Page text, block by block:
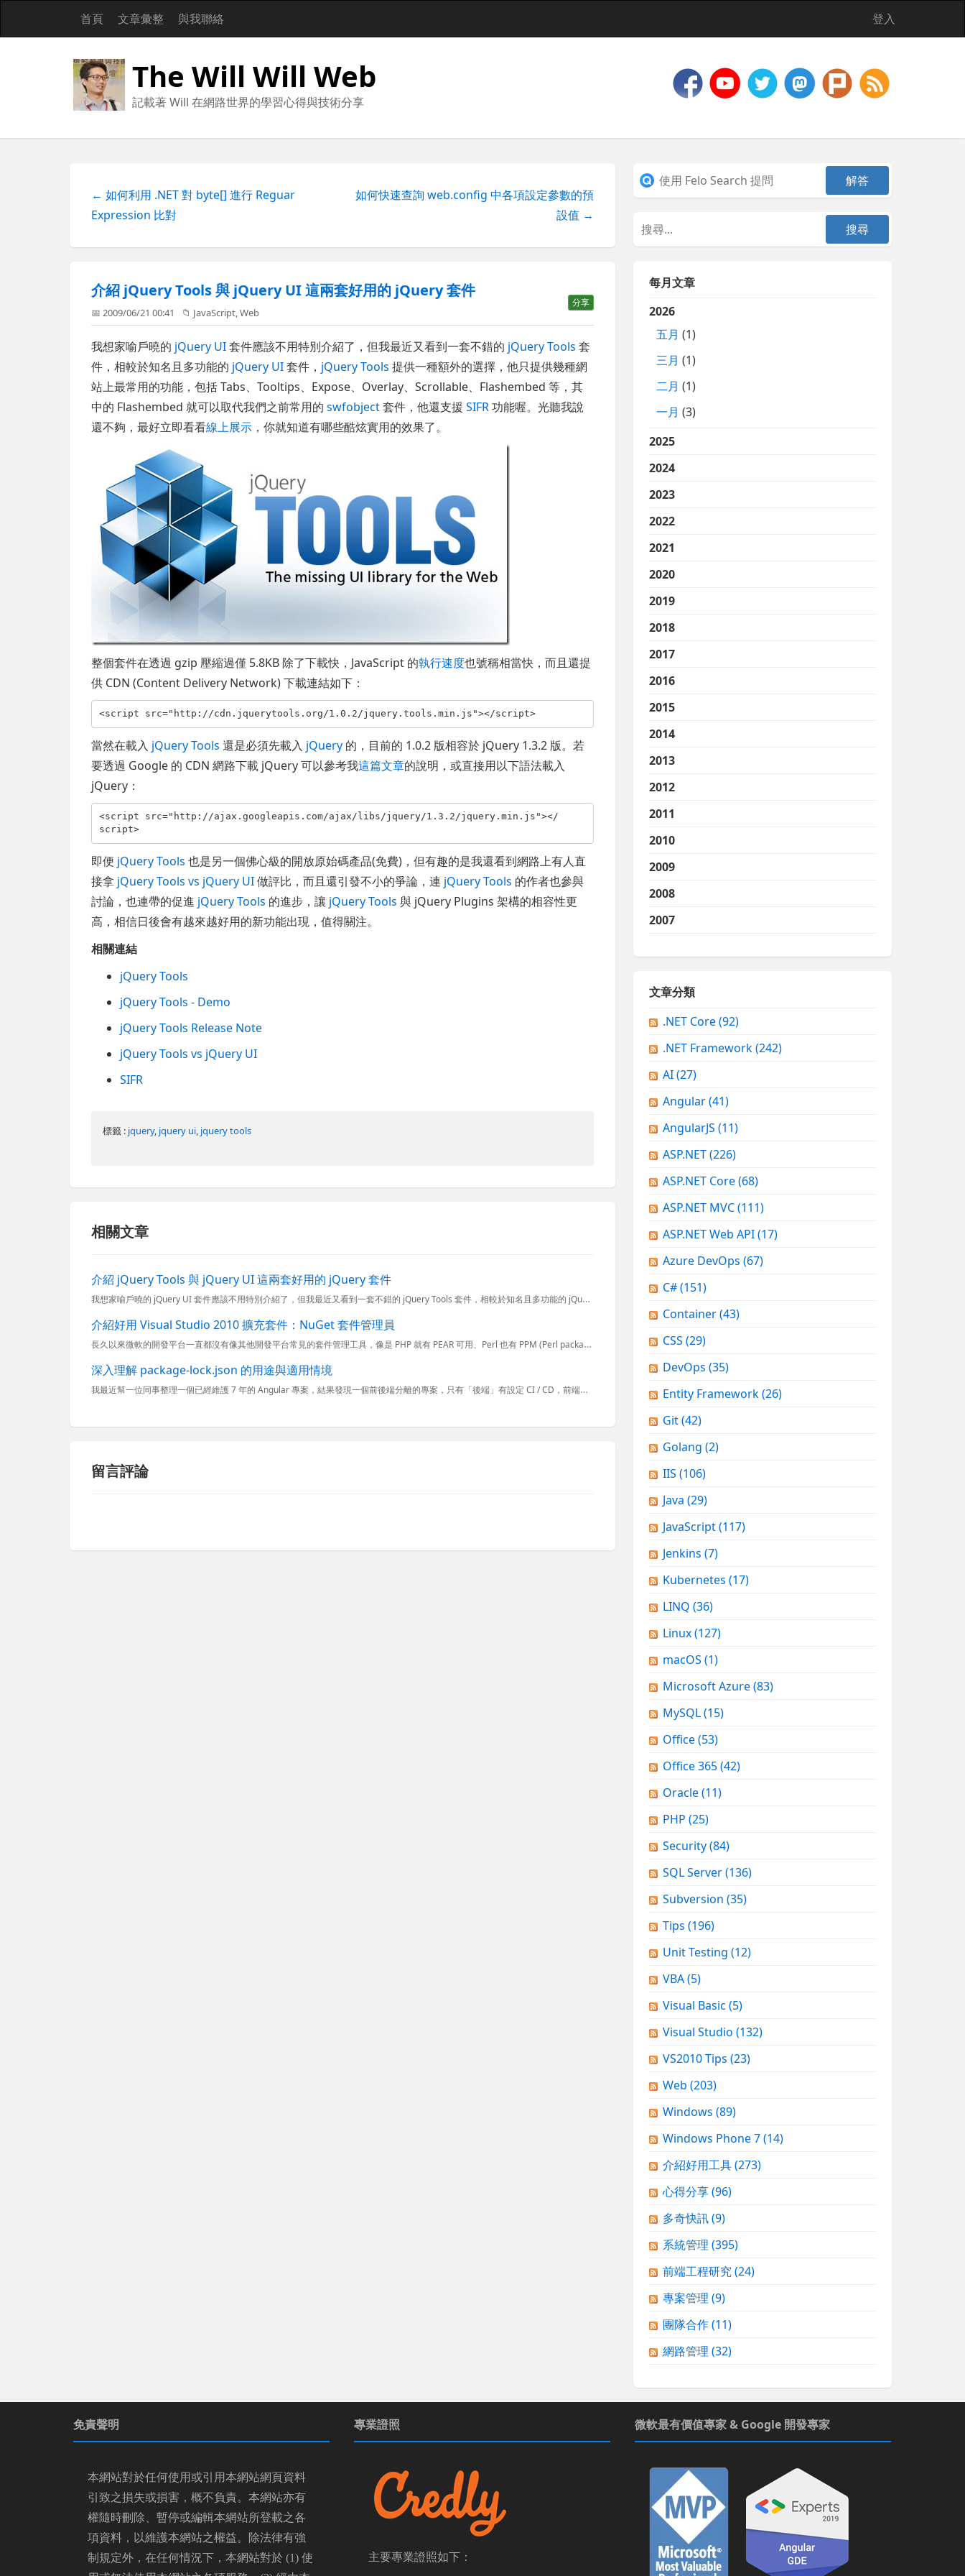
首頁 文章彙整 與我聯絡 登入
The Will Will Web
記載著 Will 在網路世界的學習心得與技術分享
← 如何利用 .NET 對 byte[] 進行 Reguar
Expression 比對
如何快速查詢 web.config 中各項設定參數的預
設值 →
介紹 jQuery Tools 與 jQuery UI 這兩套好用的 jQuery 套件
分享
📅 2009/06/21 00:41 📁 JavaScript,Web
我想家喻戶曉的 jQuery UI套件應該不用特別介紹了，但我最近又看到一套不錯的 jQuery Tools 套
件，相較於知名且多功能的 jQuery UI套件， jQuery Tools 提供一種額外的選擇，他只提供幾種網
站上最常用的功能，包括 Tabs、Tooltips、Expose、Overlay、Scrollable、Flashembed 等，其
中的 Flashembed 就可以取代我們之前常用的swfobject套件，他還支援SIFR功能喔。光聽我說
還不夠，最好立即看看線上展示 ，你就知道有哪些酷炫實用的效果了。
整個套件在透過 gzip 壓縮過僅 5.8KB 除了下載快，JavaScript 的執行速度也號稱相當快，而且還提
供 CDN (Content Delivery Network) 下載連結如下：
<script src="http://cdn.jquerytools.org/1.0.2/jquery.tools.min.js"></script>
當然在載入 jQuery Tools 還是必須先載入 jQuery 的，目前的 1.0.2 版相容於 jQuery 1.3.2 版。若
要透過 Google 的 CDN 網路下載 jQuery 可以參考我這篇文章的說明，或直接用以下語法載入
jQuery：
<script src="http://ajax.googleapis.com/ajax/libs/jquery/1.3.2/jquery.min.js"></
script>
即便 jQuery Tools 也是另一個佛心級的開放原始碼產品(免費)，但有趣的是我還看到網路上有人直
接拿 jQuery Tools vs jQuery UI做評比，而且還引發不小的爭論，連 jQuery Tools 的作者也參與
討論，也連帶的促進 jQuery Tools 的進步，讓 jQuery Tools 與 jQuery Plugins 架構的相容性更
高，相信日後會有越來越好用的新功能出現，值得關注。
相關連結
jQuery Tools
jQuery Tools - Demo
jQuery Tools Release Note
jQuery Tools vs jQuery UI
SIFR
標籤 : jquery, jquery ui, jquery tools
相關文章
介紹 jQuery Tools 與 jQuery UI 這兩套好用的 jQuery 套件
我想家喻戶曉的 jQuery UI 套件應該不用特別介紹了，但我最近又看到一套不錯的 jQuery Tools 套件，相較於知名且多功能的 jQuery UI 套件，jQuery Tools 提供一種...
介紹好用 Visual Studio 2010 擴充套件：NuGet 套件管理員
長久以來微軟的開發平台一直都沒有像其他開發平台常見的套件管理工具，像是 PHP 就有 PEAR 可用、Perl 也有 PPM (Perl package manager)，甚至 Python 也有 P...
深入理解 package-lock.json 的用途與適用情境
我最近幫一位同事整理一個已經維護 7 年的 Angular 專案，結果發現一個前後端分離的專案，只有「後端」有設定 CI / CD，前端一直以來都是人工建置與部署。我在弄 CI / CD 的時候，發現...
留言評論
每月文章
2026
五月 (1)
三月 (1)
二月 (1)
一月 (3)
2025
2024
2023
2022
2021
2020
2019
2018
2017
2016
2015
2014
2013
2012
2011
2010
2009
2008
2007
文章分類
.NET Core(92)
.NET Framework(242)
AI(27)
Angular(41)
AngularJS (11)
ASP.NET(226)
ASP.NET Core(68)
ASP.NET MVC(111)
ASP.NET Web API(17)
Azure DevOps (67)
C#(151)
Container(43)
CSS (29)
DevOps (35)
Entity Framework(26)
Git(42)
Golang (2)
IIS (106)
Java (29)
JavaScript(117)
Jenkins (7)
Kubernetes (17)
LINQ (36)
Linux(127)
macOS (1)
Microsoft Azure(83)
MySQL(15)
Office(53)
Office 365(42)
Oracle(11)
PHP (25)
Security(84)
SQL Server(136)
Subversion (35)
Tips (196)
Unit Testing (12)
VBA(5)
Visual Basic (5)
Visual Studio (132)
VS2010 Tips (23)
Web (203)
Windows (89)
Windows Phone 7(14)
介紹好用工具(273)
心得分享(96)
多奇快訊(9)
系統管理 (395)
前端工程研究(24)
專案管理 (9)
團隊合作(11)
網路管理 (32)
免責聲明
本網站對於任何使用或引用本網站網頁資料
引致之損失或損害，概不負責。本網站亦有
權隨時刪除、暫停或編輯本網站所登載之各
項資料，以維護本網站之權益。除法律有強
制規定外，在任何情況下，本網站對於 (1) 使
專業證照
主要專業證照如下：
微軟最有價值專家 & Google 開發專家